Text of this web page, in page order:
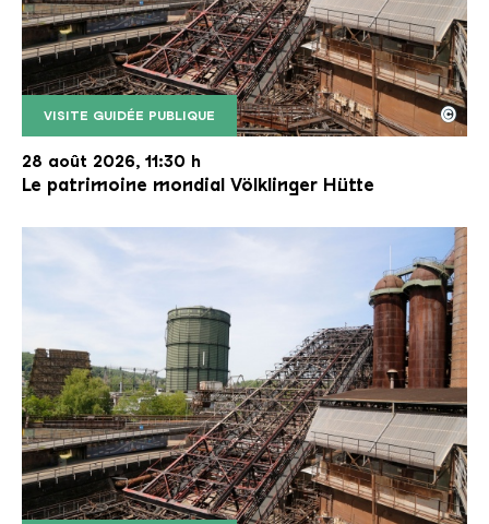
VISITE GUIDÉE PUBLIQUE
Le monte-charge incliné de la Völklinger Hütte
Copyright: Weltkulturerbe Völklinger Hütte | Karl
©
28 août 2026, 11:30 h
Le patrimoine mondial Völklinger Hütte